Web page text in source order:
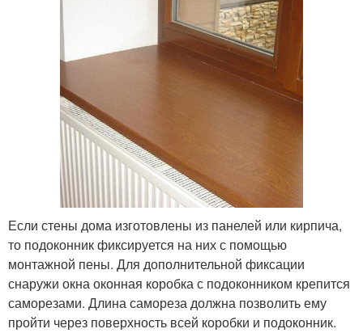
Если стены дома изготовлены из панелей или кирпича,
то подоконник фиксируется на них с помощью
монтажной пены. Для дополнительной фиксации
снаружи окна оконная коробка с подоконником крепится
саморезами. Длина самореза должна позволить ему
пройти через поверхность всей коробки и подоконник.